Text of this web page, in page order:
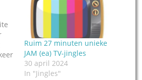
Ruim 27 minuten unieke
JAM (ea) TV-jingles
30 april 2024
In "Jingles"